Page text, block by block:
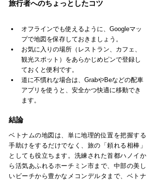
旅行者へのちょっとしたコツ
オフラインでも使えるように、Googleマッ
プで地図を保存しておきましょう。
お気に入りの場所（レストラン、カフェ、
観光スポット）をあらかじめピンで登録し
ておくと便利です。
道に不慣れな場合は、GrabやBeなどの配車
アプリを使うと、安全かつ快適に移動でき
ます。
結論
ベトナムの地図は、単に地理的位置を把握する
手助けをするだけでなく、旅の「頼れる相棒」
としても役立ちます。洗練された首都ハノイか
ら活気あふれるホーチミン市まで、中部の美し
いビーチから豊かなメコンデルタまで、ベトナ